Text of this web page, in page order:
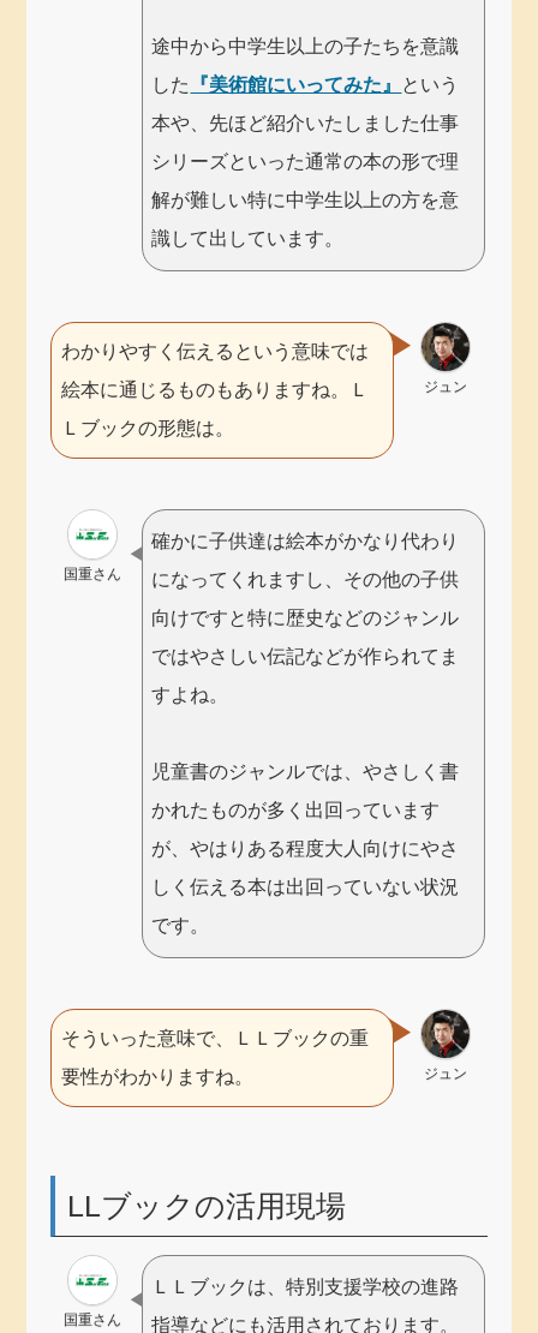
途中から中学生以上の子たちを意識
した
『美術館にいってみた』 という
本や、先ほど紹介いたしました仕事
シリーズといった通常の本の形で理
解が難しい特に中学生以上の方を意
識して出しています。
ジュン
わかりやすく伝えるという意味では
絵本に通じるものもありますね。Ｌ
Ｌブックの形態は。
国重さん
確かに子供達は絵本がかなり代わり
になってくれますし、その他の子供
向けですと特に歴史などのジャンル
ではやさしい伝記などが作られてま
すよね。
児童書のジャンルでは、やさしく書
かれたものが多く出回っています
が、やはりある程度大人向けにやさ
しく伝える本は出回っていない状況
です。
ジュン
そういった意味で、ＬＬブックの重
要性がわかりますね。
LLブックの活用現場
国重さん
ＬＬブックは、特別支援学校の進路
指導などにも活用されております。